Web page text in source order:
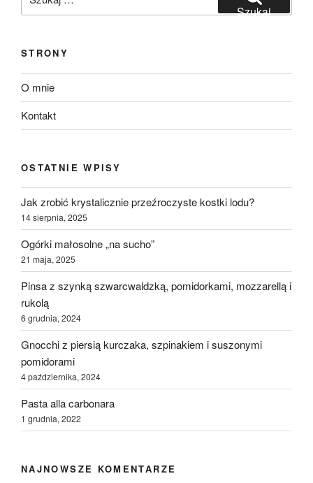
Szukaj
STRONY
O mnie
Kontakt
OSTATNIE WPISY
Jak zrobić krystalicznie przeźroczyste kostki lodu?
14 sierpnia, 2025
Ogórki małosolne „na sucho”
21 maja, 2025
Pinsa z szynką szwarcwaldzką, pomidorkami, mozzarellą i
rukolą
6 grudnia, 2024
Gnocchi z piersią kurczaka, szpinakiem i suszonymi
pomidorami
4 października, 2024
Pasta alla carbonara
1 grudnia, 2022
NAJNOWSZE KOMENTARZE